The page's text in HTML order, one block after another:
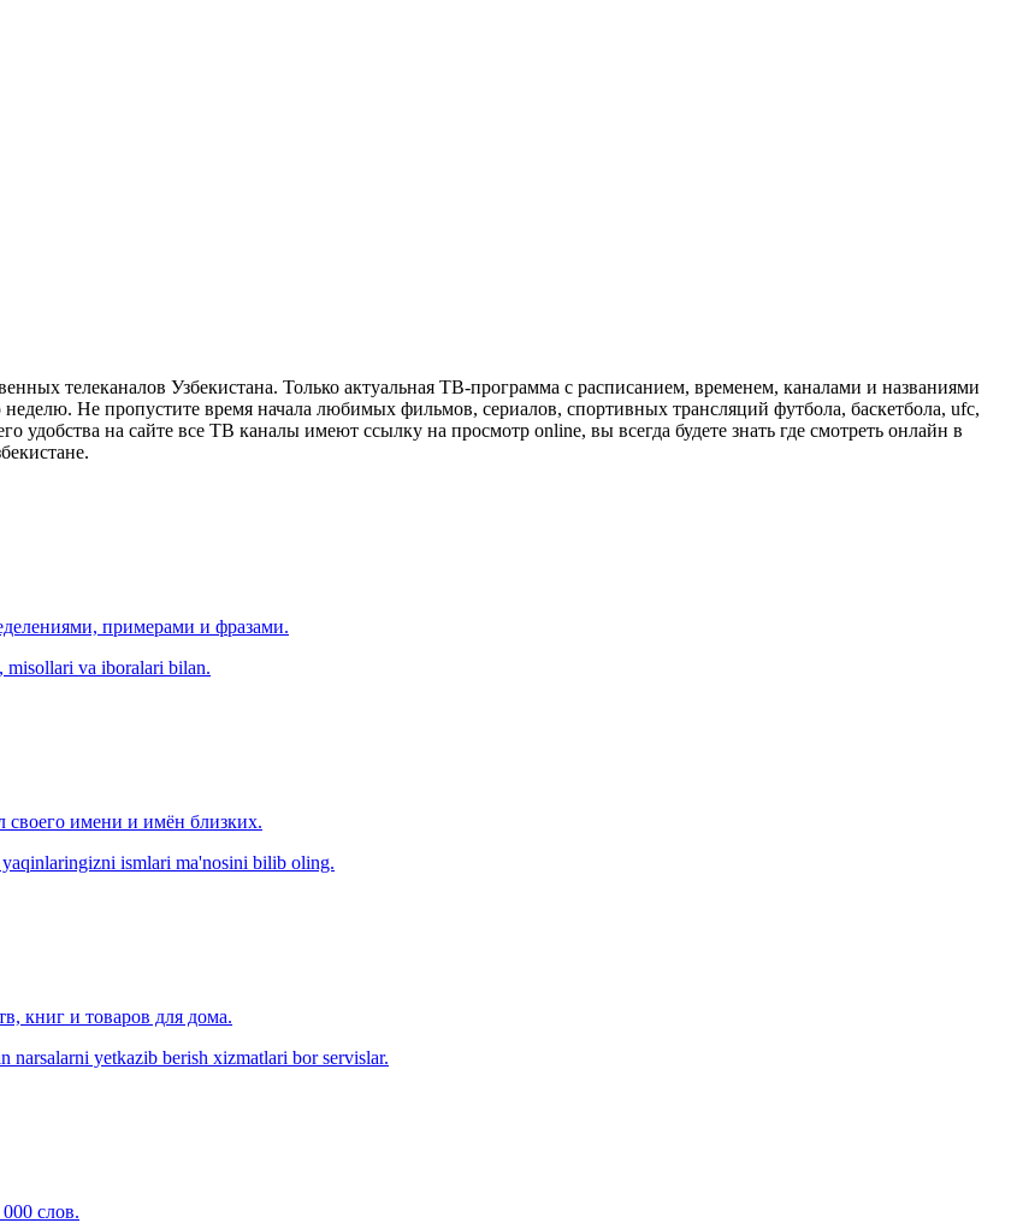
телеканалов Узбекистана. Только актуальная ТВ-программа с расписанием, временем, каналами и названиями
Не пропустите время начала любимых фильмов, сериалов, спортивных трансляций футбола, баскетбола, ufc,
удобства на сайте все ТВ каналы имеют ссылку на просмотр online, вы всегда будете знать где смотреть онлайн в
примерами и фразами.
va iboralari bilan.
имени и имён близких.
ismlari ma'nosini bilib oling.
книг и товаров для дома.
yetkazib berish xizmatlari bor servislar.
слов.